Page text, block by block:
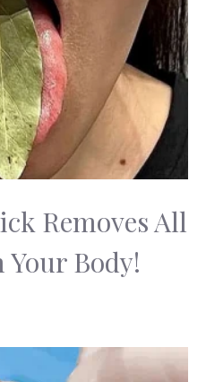
Removes All
Body!